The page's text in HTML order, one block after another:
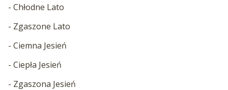
- Chłodne Lato
- Zgaszone Lato
- Ciemna Jesień
- Ciepła Jesień
- Zgaszona Jesień